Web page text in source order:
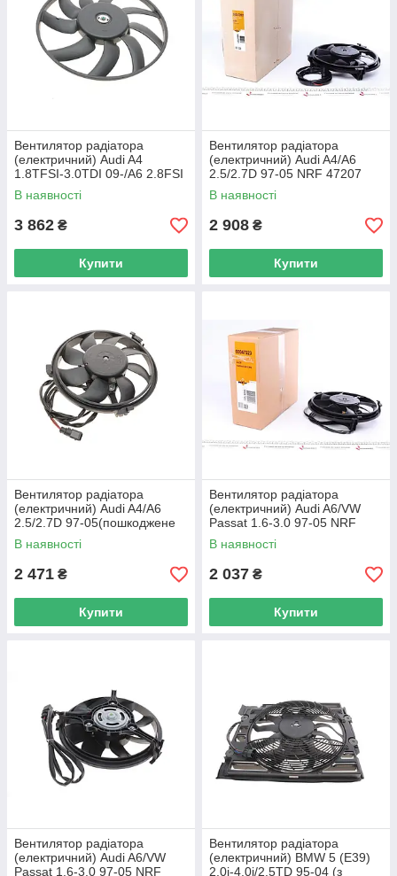
Вентилятор радіатора
(електричний) Audi A4
1.8TFSI-3.0TDI 09-/A6 2.8FSI
11- NRF 47424 UA62
В наявності
3 862 ₴
Купити
Вентилятор радіатора
(електричний) Audi A4/A6
2.5/2.7D 97-05 NRF 47207
UA62
В наявності
2 908 ₴
Купити
Вентилятор радіатора
(електричний) Audi A4/A6
2.5/2.7D 97-05(пошкоджене
кріплення) NRF DSC_47207
UA62
В наявності
2 471 ₴
Купити
Вентилятор радіатора
(електричний) Audi A6/VW
Passat 1.6-3.0 97-05 NRF
47023 UA62
В наявності
2 037 ₴
Купити
Вентилятор радіатора
(електричний) Audi A6/VW
Passat 1.6-3.0 97-05 NRF
Вентилятор радіатора
(електричний) BMW 5 (E39)
2.0i-4.0i/2.5TD 95-04 (з